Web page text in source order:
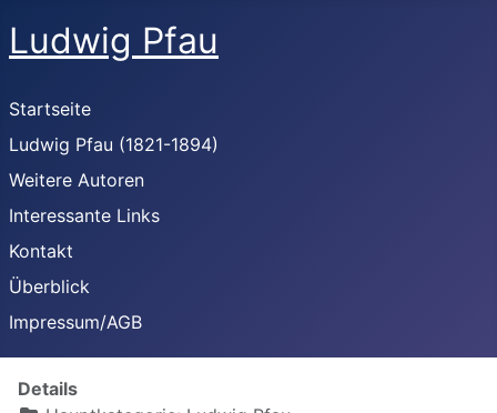
Ludwig Pfau
Startseite
Ludwig Pfau (1821-1894)
Weitere Autoren
Interessante Links
Kontakt
Überblick
Impressum/AGB
Details